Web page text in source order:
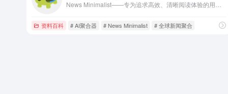
资料百科 # AI聚合器 # News Minimalist # 全球新闻聚合